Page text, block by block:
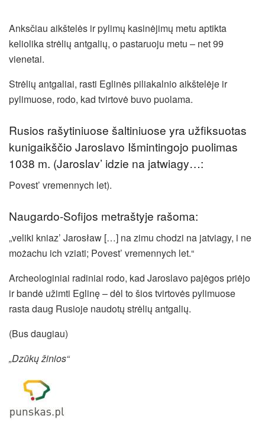
Anksčiau aikštelės ir pylimų kasinėjimų metu aptikta
keliolika strėlių antgalių, o pastaruoju metu – net 99
vienetai.
Strėlių antgaliai, rasti Eglinės piliakalnio aikštelėje ir
pylimuose, rodo, kad tvirtovė buvo puolama.
Rusios rašytiniuose šaltiniuose yra užfiksuotas
kunigaikščio Jaroslavo Išmintingojo puolimas
1038 m. (Jaroslav’ idzie na jatwiagy…:
Povest’ vremennych let).
Naugardo-Sofijos metraštyje rašoma:
„veliki kniaz’ Jarosław […] na zimu chodzi na jatviagy, i ne
możachu ich vziati; Povest’ vremennych let.“
Archeologiniai radiniai rodo, kad Jaroslavo pajėgos priėjo
ir bandė užimti Eglinę – dėl to šios tvirtovės pylimuose
rasta daug Rusioje naudotų strėlių antgalių.
(Bus daugiau)
„Dzūkų žinios“